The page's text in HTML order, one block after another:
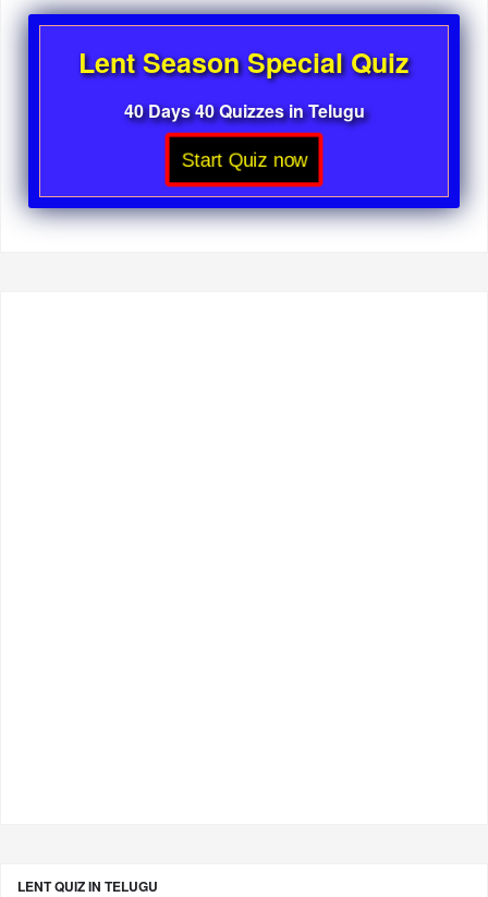
Lent Season Special Quiz
40 Days 40 Quizzes in Telugu
Start Quiz now
LENT QUIZ IN TELUGU